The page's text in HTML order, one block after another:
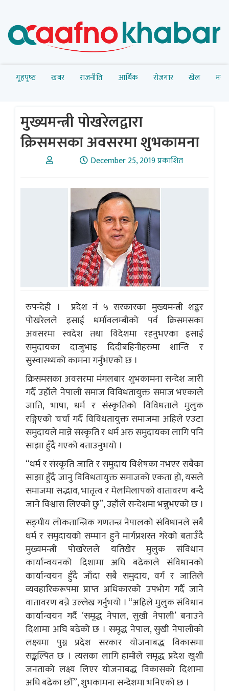
गृहपृष्‍ठ खबर राजनीति आर्थिक रोजगार खेल
मुख्यमन्त्री पोखरेलद्वारा
क्रिसमसका अवसरमा शुभकामना
December 25, 2019 प्रकाशित
रुपन्देही । प्रदेश नं ५ सरकारका मुख्यमन्त्री शङ्कर
पोखरेलले इसाई धर्मावलम्बीको पर्व क्रिसमसका
अवसरमा स्वदेश तथा विदेशमा रहनुभएका इसाई
समुदायका दाजुभाइ दिदीबहिनीहरुमा शान्ति र
सुस्वास्थ्यको कामना गर्नुभएको छ ।
क्रिसमसका अवसरमा मंगलबार शुभकामना सन्देश जारी
गर्दै उहाँले नेपाली समाज विविधतायुक्त समाज भएकाले
जाति, भाषा, धर्म र संस्कृतिको विविधताले मुलुक
रङ्गिएको चर्चा गर्दै विविधतायुक्त समाजमा अहिले एउटा
समुदायले मान्ने संस्कृति र धर्म अरु समुदायका लागि पनि
साझा हुँदै गएको बताउनुभयो ।
“धर्म र संस्कृति जाति र समुदाय विशेषका नभएर सबैका
साझा हुँदै जानु विविधतायुक्त समाजको एकता हो, यसले
समाजमा सद्भाव, भातृत्व र मेलमिलापको वातावरण बन्दै
जाने विश्वास लिएको छु”, उहाँले सन्देशमा भन्नुभएको छ ।
सङ्घीय लोकतान्त्रिक गणतन्त्र नेपालको संविधानले सबै
धर्म र समुदायको सम्मान हुने मार्गप्रशस्त गरेको बताउँदै
मुख्यमन्त्री पोखरेलले यतिखेर मुलुक संविधान
कार्यान्वयनको दिशामा अघि बढेकाले संविधानको
कार्यान्वयन हुँदै जाँदा सबै समुदाय, वर्ग र जातिले
व्यवहारिकरूपमा प्राप्त अधिकारको उपभोग गर्दै जाने
वातावरण बन्ने उल्लेख गर्नुभयो । “अहिले मुलुक संविधान
कार्यान्वयन गर्दै ‘समृद्ध नेपाल, सुखी नेपाली’ बनाउने
दिशामा अघि बढेको छ । समृद्ध नेपाल, सुखी नेपालीको
लक्ष्यमा पुग्न प्रदेश सरकार योजनाबद्ध विकासमा
सङ्कल्पित छ । त्यसका लागि हामीले समृद्ध प्रदेश खुशी
जनताको लक्ष्य लिएर योजनाबद्ध विकासको दिशामा
अघि बढेका छौँ”, शुभकामना सन्देशमा भनिएको छ ।